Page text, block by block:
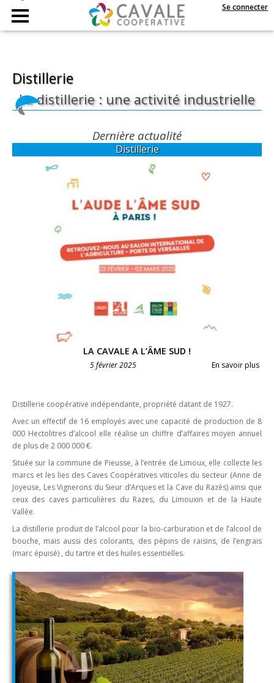
Se connecter
Distillerie
La distillerie : une activité industrielle
Dernière actualité
Distillerie
LA CAVALE A L’ÂME SUD !
5 février 2025 En savoir plus
Distillerie coopérative indépendante, propriété datant de 1927.
Avec un effectif de 16 employés avec une capacité de production de 8
000 Hectolitres d’alcool elle réalise un chiffre d’affaires moyen annuel
de plus de 2 000 000 €.
Située sur la commune de Pieusse, à l’entrée de Limoux, elle collecte les
marcs et les lies des Caves Coopératives viticoles du secteur (Anne de
Joyeuse, Les Vignerons du Sieur d’Arques et la Cave du Razès) ainsi que
ceux des caves particulières du Razes, du Limouxin et de la Haute
Vallée.
La distillerie produit de l’alcool pour la bio-carburation et de l’alcool de
bouche, mais aussi des colorants, des pépins de raisins, de l’engrais
(marc épuisé) , du tartre et des huiles essentielles.